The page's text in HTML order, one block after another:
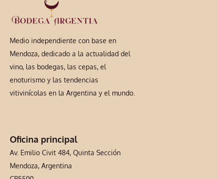
Medio independiente con base en
Mendoza, dedicado a la actualidad del
vino, las bodegas, las cepas, el
enoturismo y las tendencias
vitivinícolas en la Argentina y el mundo.
Oficina principal
Av. Emilio Civit 484, Quinta Sección
Mendoza, Argentina